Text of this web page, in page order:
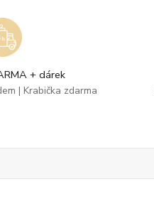
+ dárek
| Krabička zdarma